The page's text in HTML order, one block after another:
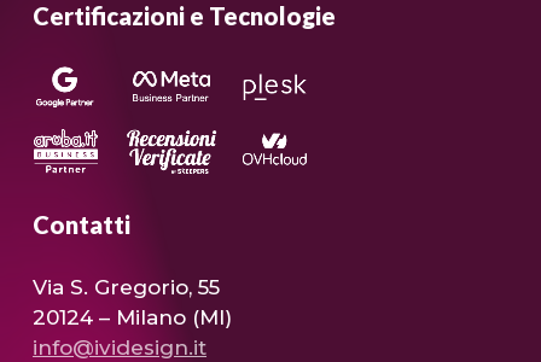
Certificazioni e Tecnologie
Contatti
Via S. Gregorio, 55
20124 – Milano (MI)
info@ividesign.it